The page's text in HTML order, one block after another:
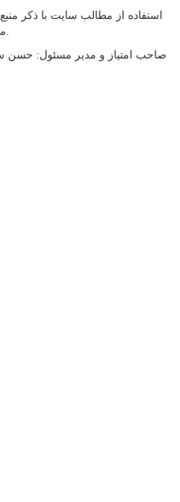
استفاده از مطالب سایت با ذکر منبع
می‌باشد.
صاحب امتیاز و مدیر مسئول: حسن